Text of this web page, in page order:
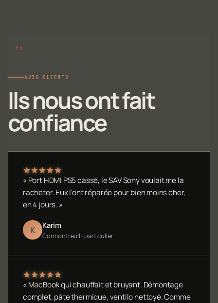
AVIS CLIENTS
Ils nous ont fait
confiance
« Port HDMI PS5 cassé, le SAV Sony voulait me la
racheter. Eux l'ont réparée pour bien moins cher,
en 4 jours. »
K Karim
Cormontreuil · particulier
« MacBook qui chauffait et bruyant. Démontage
complet, pâte thermique, ventilo nettoyé. Comme